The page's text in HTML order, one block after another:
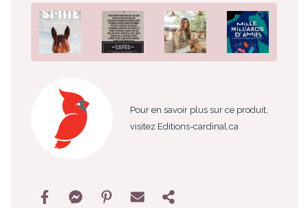
Pour en savoir plus sur ce produit,
visitez Editions-cardinal.ca